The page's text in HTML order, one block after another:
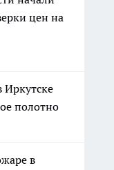
цен на
Иркутске
полотно
в